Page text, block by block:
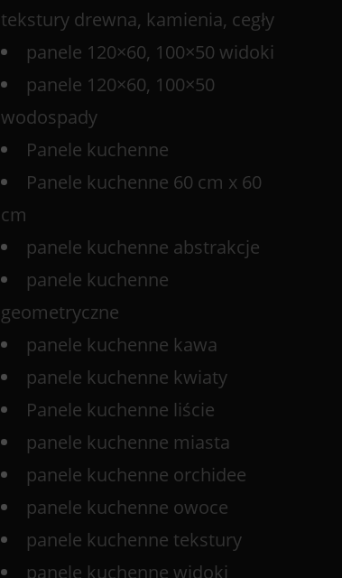
tekstury drewna, kamienia, cegły
panele 120×60, 100×50 widoki
panele 120×60, 100×50
wodospady
Panele kuchenne
Panele kuchenne 60 cm x 60
cm
panele kuchenne abstrakcje
panele kuchenne
geometryczne
panele kuchenne kawa
panele kuchenne kwiaty
Panele kuchenne liście
panele kuchenne miasta
panele kuchenne orchidee
panele kuchenne owoce
panele kuchenne tekstury
panele kuchenne widoki